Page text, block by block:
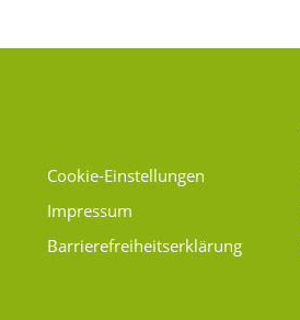
Cookie-Einstellungen
Impressum
Barrierefreiheitserklärung